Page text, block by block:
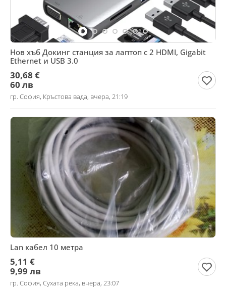
Нов хъб Докинг станция за лаптоп с 2 HDMI, Gigabit
Ethernet и USB 3.0
30,68 €
60 лв
гр. София, Кръстова вада, вчера, 21:19
Lan кабел 10 метра
5,11 €
9,99 лв
гр. София, Сухата река, вчера, 23:07